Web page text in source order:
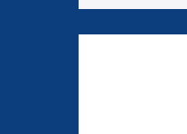
HERRAMIENTAS PARA